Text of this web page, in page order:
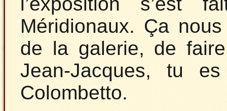
Méridionaux. Ça
de la galerie, de
Jean-Jacques, tu
Colombetto.